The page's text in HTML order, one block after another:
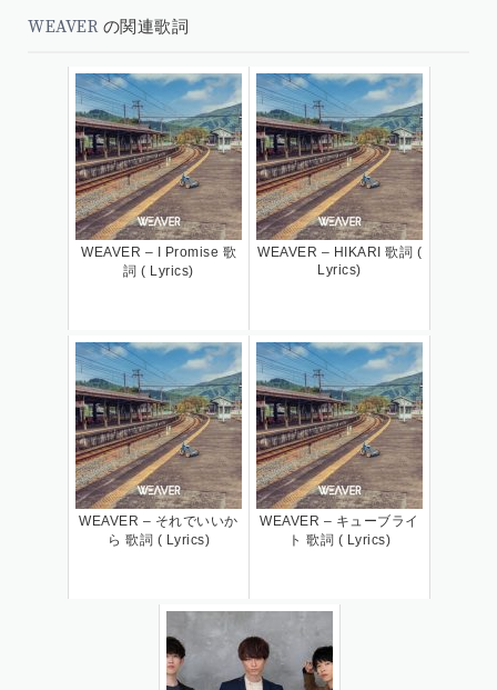
WEAVERの関連歌詞
WEAVER – I Promise 歌
詞 ( Lyrics)
WEAVER – HIKARI 歌詞 (
Lyrics)
WEAVER – それでいいか
ら 歌詞 ( Lyrics)
WEAVER – キューブライ
ト 歌詞 ( Lyrics)